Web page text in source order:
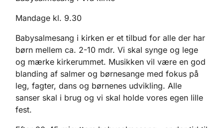
Mandage kl. 9.30
Babysalmesang i kirken er et tilbud for alle der har
børn mellem ca. 2-10 mdr. Vi skal synge og lege
og mærke kirkerummet. Musikken vil være en god
blanding af salmer og børnesange med fokus på
leg, fagter, dans og børnenes udvikling. Alle
sanser skal i brug og vi skal holde vores egen lille
fest.